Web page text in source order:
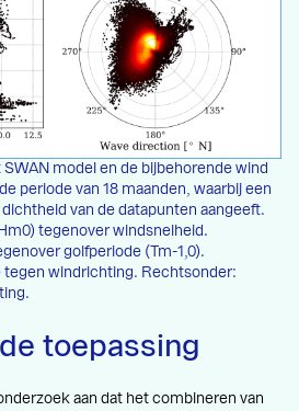
model en de bijbehorende wind
periode van 18 maanden, waarbij een
van de datapunten aangeeft.
tegenover windsnelheid.
golfperiode (Tm-1,0).
windrichting. Rechtsonder:
toepassing
aan dat het combineren van